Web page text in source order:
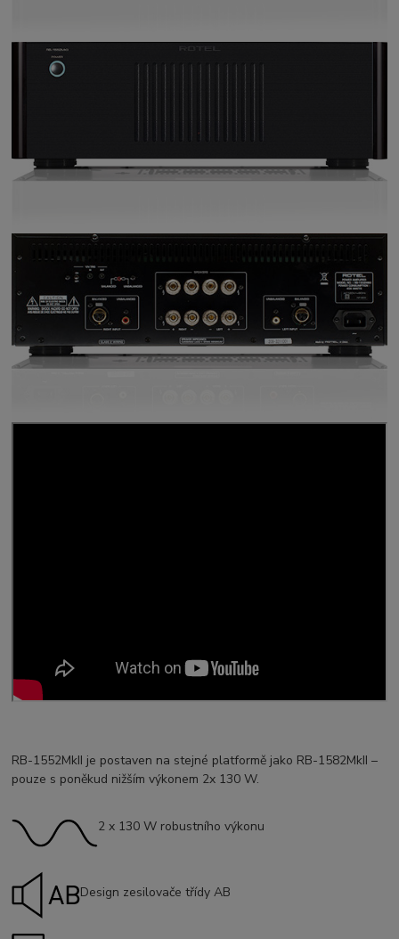
RB-1552MkII je postaven na stejné platformě jako RB-1582MkII –
pouze s poněkud nižším výkonem 2x 130 W.
2 x 130 W robustního výkonu
Design zesilovače třídy AB